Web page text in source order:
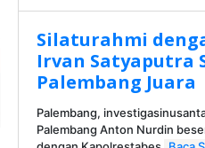
Silaturahmi
Irvan Satyaputra
Palembang Juara
Palembang,
Palembang Anton Nurdin